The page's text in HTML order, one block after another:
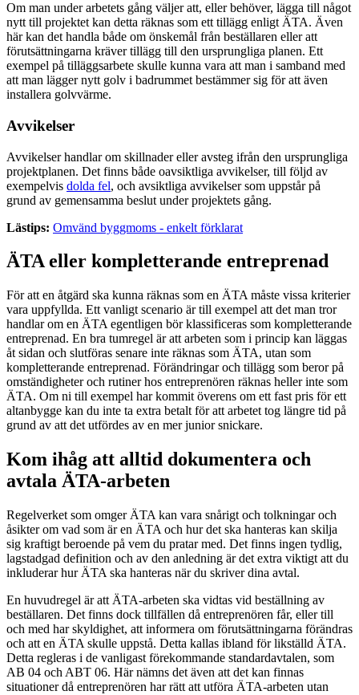
Om man under arbetets gång väljer att, eller behöver, lägga till något
nytt till projektet kan detta räknas som ett tillägg enligt ÄTA. Även
här kan det handla både om önskemål från beställaren eller att
förutsättningarna kräver tillägg till den ursprungliga planen. Ett
exempel på tilläggsarbete skulle kunna vara att man i samband med
att man lägger nytt golv i badrummet bestämmer sig för att även
installera golvvärme.
Avvikelser
Avvikelser handlar om skillnader eller avsteg ifrån den ursprungliga
projektplanen. Det finns både oavsiktliga avvikelser, till följd av
exempelvis dolda fel, och avsiktliga avvikelser som uppstår på
grund av gemensamma beslut under projektets gång.
Lästips: Omvänd byggmoms - enkelt förklarat
ÄTA eller kompletterande entreprenad
För att en åtgärd ska kunna räknas som en ÄTA måste vissa kriterier
vara uppfyllda. Ett vanligt scenario är till exempel att det man tror
handlar om en ÄTA egentligen bör klassificeras som kompletterande
entreprenad. En bra tumregel är att arbeten som i princip kan läggas
åt sidan och slutföras senare inte räknas som ÄTA, utan som
kompletterande entreprenad. Förändringar och tillägg som beror på
omständigheter och rutiner hos entreprenören räknas heller inte som
ÄTA. Om ni till exempel har kommit överens om ett fast pris för ett
altanbygge kan du inte ta extra betalt för att arbetet tog längre tid på
grund av att det utfördes av en mer junior snickare.
Kom ihåg att alltid dokumentera och
avtala ÄTA-arbeten
Regelverket som omger ÄTA kan vara snårigt och tolkningar och
åsikter om vad som är en ÄTA och hur det ska hanteras kan skilja
sig kraftigt beroende på vem du pratar med. Det finns ingen tydlig,
lagstadgad definition och av den anledning är det extra viktigt att du
inkluderar hur ÄTA ska hanteras när du skriver dina avtal.
En huvudregel är att ÄTA-arbeten ska vidtas vid beställning av
beställaren. Det finns dock tillfällen då entreprenören får, eller till
och med har skyldighet, att informera om förutsättningarna förändras
och att en ÄTA skulle uppstå. Detta kallas ibland för likställd ÄTA.
Detta regleras i de vanligast förekommande standardavtalen, som
AB 04 och ABT 06. Här nämns det även att det kan finnas
situationer då entreprenören har rätt att utföra ÄTA-arbeten utan